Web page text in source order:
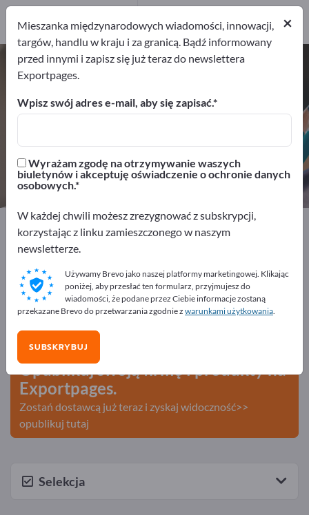
Akcesoria komputerowe – znajdź
producentów i dostawców
Dystrybutorów
1
Exportpages
Biurowe artykuły
Akcesoria komputerowe
Reklamuj się bezpłatnie w serwisie
Exportpages!
Szukaj – Oferty – Towary używane – Kontakty biznesowe
>> zacznij tutaj
Opublikuj swoją firmę i produkty na
Exportpages.
Zostań dostawcą już teraz i zyskaj widoczność>>
opublikuj tutaj
Selekcja
×
Mieszanka międzynarodowych wiadomości, innowacji,
targów, handlu w kraju i za granicą. Bądź informowany
przed innymi i zapisz się już teraz do newslettera
Exportpages.
Wpisz swój adres e-mail, aby się zapisać.
Wyrażam zgodę na otrzymywanie waszych
biuletynów i akceptuję oświadczenie o ochronie danych
osobowych.
W każdej chwili możesz zrezygnować z subskrypcji,
korzystając z linku zamieszczonego w naszym
newsletterze.
Używamy Brevo jako naszej platformy marketingowej. Klikając
poniżej, aby przesłać ten formularz, przyjmujesz do
wiadomości, że podane przez Ciebie informacje zostaną
przekazane Brevo do przetwarzania zgodnie z warunkami użytkowania.
SUBSKRYBUJ